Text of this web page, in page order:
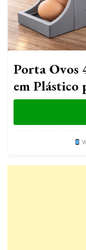
Porta Ovos
em Plástico